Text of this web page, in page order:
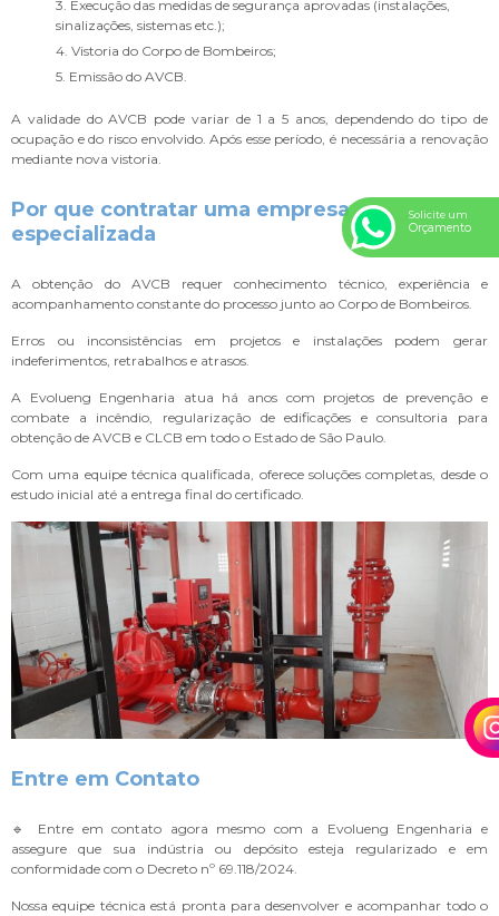
3. Execução das medidas de segurança aprovadas (instalações,
sinalizações, sistemas etc.);
4. Vistoria do Corpo de Bombeiros;
5. Emissão do AVCB.
A validade do AVCB pode variar de 1 a 5 anos, dependendo do tipo de
ocupação e do risco envolvido. Após esse período, é necessária a renovação
mediante nova vistoria.
Por que contratar uma empresa
especializada
A obtenção do AVCB requer conhecimento técnico, experiência e
acompanhamento constante do processo junto ao Corpo de Bombeiros.
Erros ou inconsistências em projetos e instalações podem gerar
indeferimentos, retrabalhos e atrasos.
A Evolueng Engenharia atua há anos com projetos de prevenção e
combate a incêndio, regularização de edificações e consultoria para
obtenção de AVCB e CLCB em todo o Estado de São Paulo.
Com uma equipe técnica qualificada, oferece soluções completas, desde o
estudo inicial até a entrega final do certificado.
Entre em Contato
🔹 Entre em contato agora mesmo com a Evolueng Engenharia e
assegure que sua indústria ou depósito esteja regularizado e em
conformidade com o Decreto nº 69.118/2024.
Nossa equipe técnica está pronta para desenvolver e acompanhar todo o
Solicite um
Orçamento